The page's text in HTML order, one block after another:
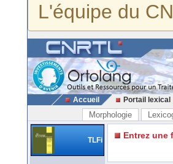
L'équipe du
Accueil Portail lexical
Morphologie
TLFi Entrez une